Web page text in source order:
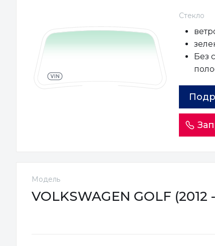
Стекло
Без
Модель
VOLKSWAGEN GOLF (2012